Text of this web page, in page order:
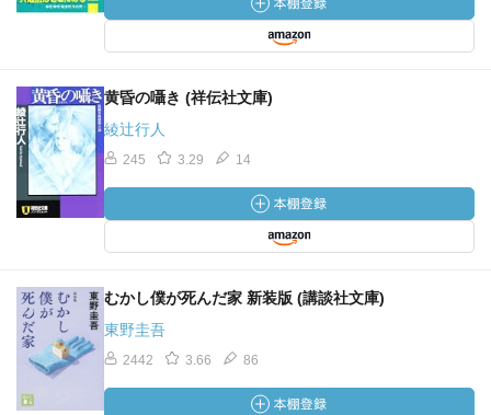
黄昏の囁き (祥伝社文庫)
綾辻行人
245 3.29 14
むかし僕が死んだ家 新装版 (講談社文庫)
東野圭吾
2442 3.66 86